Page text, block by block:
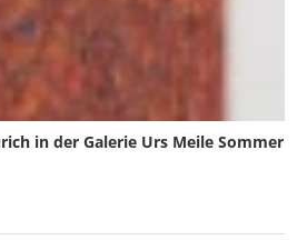
in der Galerie Urs Meile Sommer